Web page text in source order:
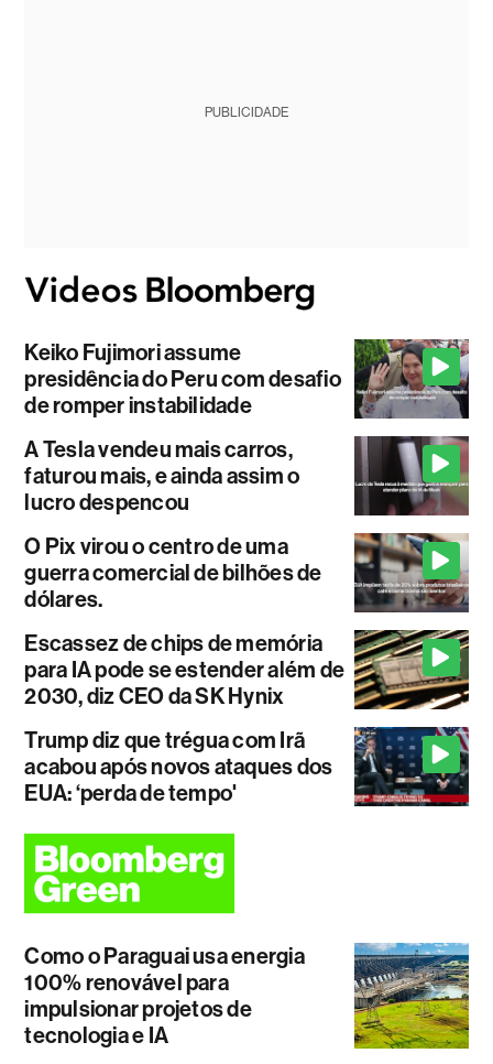
PUBLICIDADE
Keiko Fujimori assume
presidência do Peru com desafio
de romper instabilidade
A Tesla vendeu mais carros,
faturou mais, e ainda assim o
lucro despencou
O Pix virou o centro de uma
guerra comercial de bilhões de
dólares.
Escassez de chips de memória
para IA pode se estender além de
2030, diz CEO da SK Hynix
Trump diz que trégua com Irã
acabou após novos ataques dos
EUA: ‘perda de tempo'
Como o Paraguai usa energia
100% renovável para
impulsionar projetos de
tecnologia e IA